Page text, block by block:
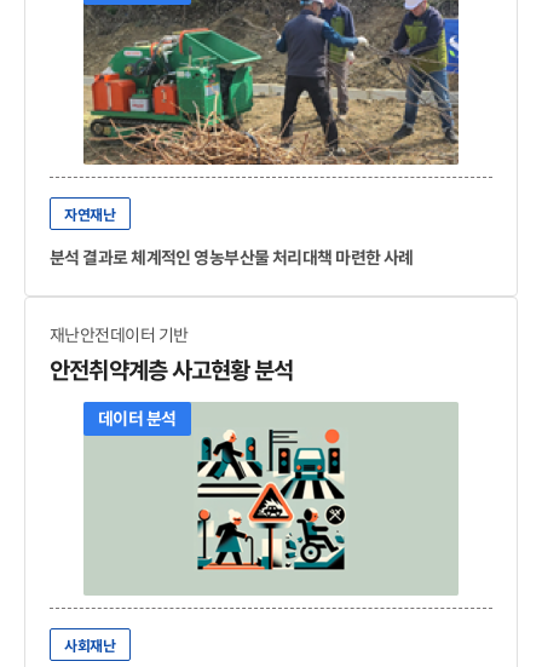
자연재난
분석 결과로 체계적인 영농부산물 처리대책 마련한 사례
재난안전데이터 기반
안전취약계층 사고현황 분석
데이터 분석
사회재난